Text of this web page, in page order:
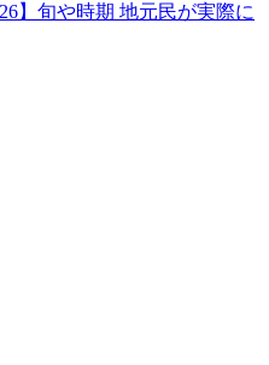
】旬や時期 地元民が実際に